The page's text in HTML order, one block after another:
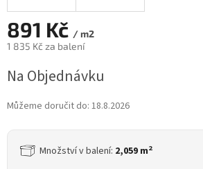
891 Kč / m2
1 835 Kč za balení
cena:
Na Objednávku
Můžeme doručit do: 18.8.2026
Množství v balení: 2,059 m2